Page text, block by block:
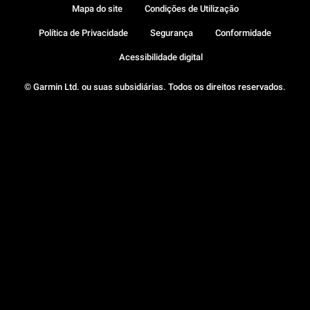
© Garmin Ltd. ou suas subsidiárias. Todos os direitos reservados.
Mapa do site Condições de Utilização
Política de Privacidade Segurança Conformidade
Acessibilidade digital